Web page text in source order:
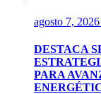
agosto 7, 2026
DESTACA
PARA